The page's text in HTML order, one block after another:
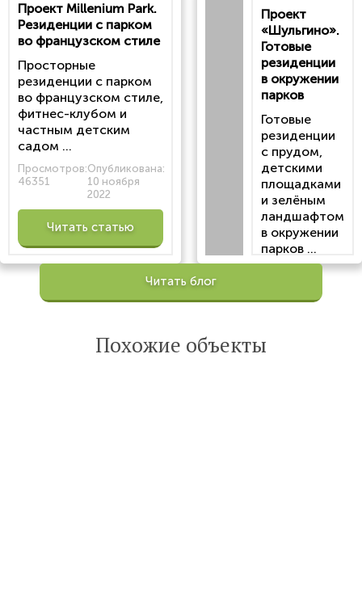
Проект Millenium Park.
Резиденции с парком
во французском стиле
Просторные
резиденции с парком
во французском стиле,
фитнес-клубом и
частным детским
садом ...
Просмотров:
46351
Опубликована:
10 ноября
2022
Читать статью
статью
Проект
«Шульгино».
Готовые
резиденции
в окружении
парков
Готовые
резиденции
с прудом,
детскими
площадками
и зелёным
ландшафтом
в окружении
парков ...
Просмотров:
Опубликована:
Читать блог
Похожие объекты